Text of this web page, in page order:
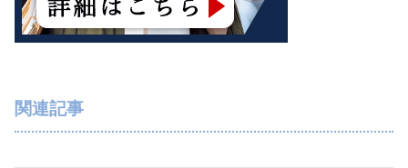
関連記事